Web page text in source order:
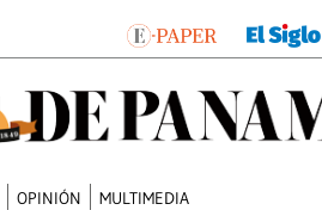
OPINIÓN MULTIMEDIA